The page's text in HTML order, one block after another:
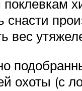
снасти
вес
охоты (с